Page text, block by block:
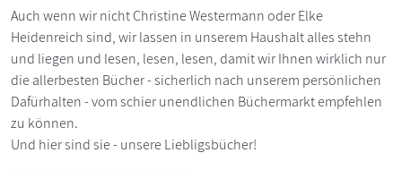
Auch wenn wir nicht Christine Westermann oder Elke
Heidenreich sind, wir lassen in unserem Haushalt alles stehn
und liegen und lesen, lesen, lesen, damit wir Ihnen wirklich nur
die allerbesten Bücher - sicherlich nach unserem persönlichen
Dafürhalten - vom schier unendlichen Büchermarkt empfehlen
zu können.
Und hier sind sie - unsere Liebligsbücher!